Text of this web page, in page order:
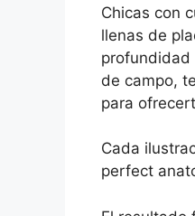
Chicas con
llenas de
profundidad
de campo,
para
Cada
perfect